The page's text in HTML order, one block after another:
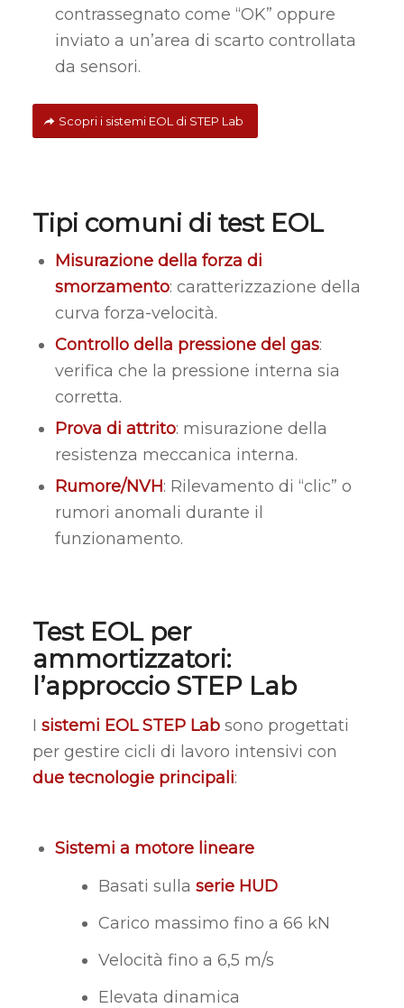
contrassegnato come “OK” oppure
inviato a un’area di scarto controllata
da sensori.
Scopri i sistemi EOL di STEP Lab
Tipi comuni di test EOL
Misurazione della forza di
smorzamento: caratterizzazione della
curva forza-velocità.
Controllo della pressione del gas:
verifica che la pressione interna sia
corretta.
Prova di attrito: misurazione della
resistenza meccanica interna.
Rumore/NVH: Rilevamento di “clic” o
rumori anomali durante il
funzionamento.
Test EOL per
ammortizzatori:
l’approccio STEP Lab
I sistemi EOL STEP Labsono progettati
per gestire cicli di lavoro intensivi con
due tecnologie principali:
Sistemi a motore lineare
Basati sulla serie HUD
Carico massimo fino a 66 kN
Velocità fino a 6,5 m/s
Elevata dinamica